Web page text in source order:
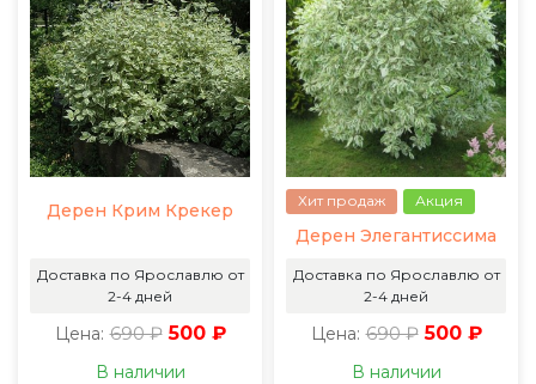
Дерен Крим Крекер
Доставка по Ярославлю от
2-4 дней
Цена: 690 ₽ 500 ₽
В наличии
Хит продаж Акция
Дерен Элегантиссима
Доставка по Ярославлю от
2-4 дней
Цена: 690 ₽ 500 ₽
В наличии